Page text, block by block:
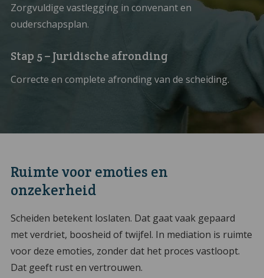
Zorgvuldige vastlegging in convenant en
ouderschapsplan.
Stap 5 – Juridische afronding
Correcte en complete afronding van de scheiding.
Ruimte voor emoties en
onzekerheid
Scheiden betekent loslaten. Dat gaat vaak gepaard
met verdriet, boosheid of twijfel. In mediation is ruimte
voor deze emoties, zonder dat het proces vastloopt.
Dat geeft rust en vertrouwen.